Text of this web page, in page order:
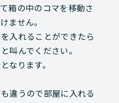
箱の中のコマを移動さ
ません。
入れることができたら
と叫んでください。
なります。
違うので部屋に入れる